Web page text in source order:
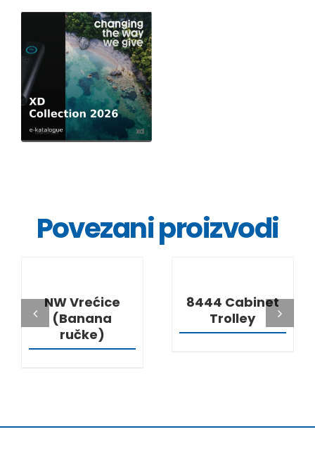
Povezani proizvodi
NW Vrećice
(Banana
ručke)
8444 Cabinet
Trolley